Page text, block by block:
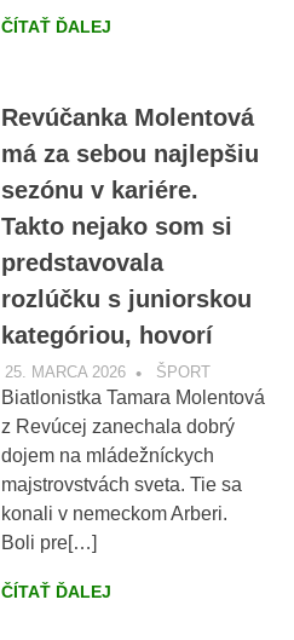
ČÍTAŤ ĎALEJ
Revúčanka Molentová
má za sebou najlepšiu
sezónu v kariére.
Takto nejako som si
predstavovala
rozlúčku s juniorskou
kategóriou, hovorí
25. MARCA 2026 VOBRAZE.SK
ŠPORT
Biatlonistka Tamara Molentová
z Revúcej zanechala dobrý
dojem na mládežníckych
majstrovstvách sveta. Tie sa
konali v nemeckom Arberi.
Boli pre[…]
ČÍTAŤ ĎALEJ